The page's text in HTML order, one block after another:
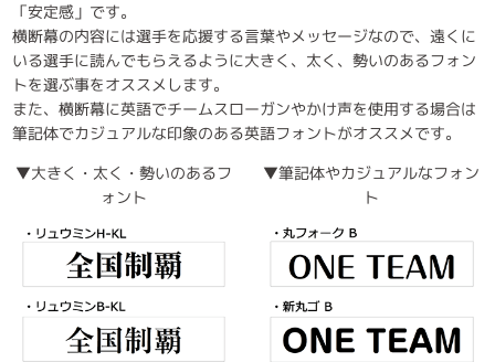
「安定感」です。
横断幕の内容には選手を応援する言葉やメッセージなので、遠くに
いる選手に読んでもらえるように大きく、太く、勢いのあるフォン
トを選ぶ事をオススメします。
また、横断幕に英語でチームスローガンやかけ声を使用する場合は
筆記体でカジュアルな印象のある英語フォントがオススメです。
▼大きく・太く・勢いのあるフ
ォント
▼筆記体やカジュアルなフォン
ト